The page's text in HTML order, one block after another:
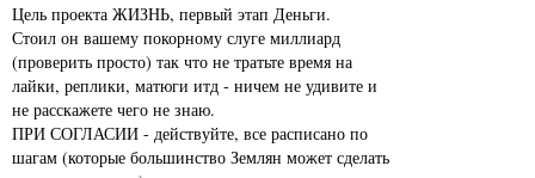
Цель проекта ЖИЗНЬ, первый этап Деньги.
Стоил он вашему покорному слуге миллиард
(проверить просто) так что не тратьте время на
лайки, реплики, матюги итд - ничем не удивите и
не расскажете чего не знаю.
ПРИ СОГЛАСИИ - действуйте, все расписано по
шагам (которые большинство Землян может сделать